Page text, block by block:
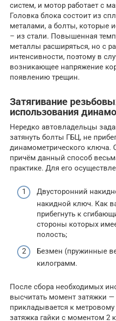
систем, и мотор работает с
Головка блока состоит из
металами, а болты, которые
– из стали. Повышенная
металлы расширяться, но с
интенсивности, поэтому в
возникающее напряжение
появлению трещин.
Затягивание
использования
Нередко автовладельцы
затянуть болты ГБЦ, не
динамометрического ключа.
причём данный способ
практике. Для его
Двусторонний
накидной ключ. Как
прибегнуть к
стороны которых
полость;
Безмен (пружинные
килограмм.
После сбора необходимых
высчитать момент затяжки —
прикладывается к метровому
затяжка гайки с моментом 2